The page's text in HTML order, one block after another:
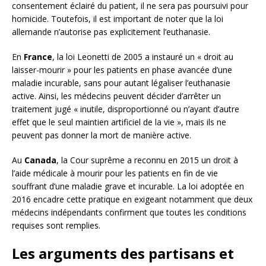
consentement éclairé du patient, il ne sera pas poursuivi pour
homicide. Toutefois, il est important de noter que la loi
allemande n’autorise pas explicitement l’euthanasie.
En France, la loi Leonetti de 2005 a instauré un « droit au
laisser-mourir » pour les patients en phase avancée d’une
maladie incurable, sans pour autant légaliser l’euthanasie
active. Ainsi, les médecins peuvent décider d’arrêter un
traitement jugé « inutile, disproportionné ou n’ayant d’autre
effet que le seul maintien artificiel de la vie », mais ils ne
peuvent pas donner la mort de manière active.
Au Canada, la Cour suprême a reconnu en 2015 un droit à
l’aide médicale à mourir pour les patients en fin de vie
souffrant d’une maladie grave et incurable. La loi adoptée en
2016 encadre cette pratique en exigeant notamment que deux
médecins indépendants confirment que toutes les conditions
requises sont remplies.
Les arguments des partisans et